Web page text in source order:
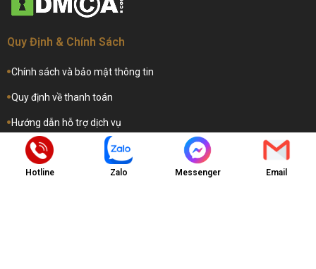
Quy Định & Chính Sách
Chính sách và bảo mật thông tin
Quy định về thanh toán
Hướng dẫn hỗ trợ dịch vụ
Hướng dẫn gia hạn dịch vụ
Hotline Zalo Messenger Email